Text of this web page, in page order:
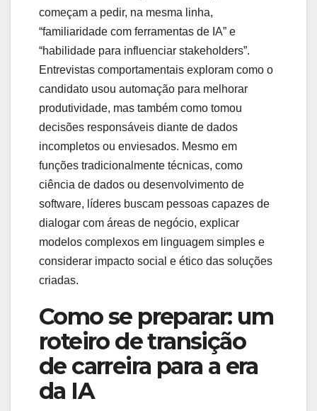
começam a pedir, na mesma linha,
“familiaridade com ferramentas de IA” e
“habilidade para influenciar stakeholders”.
Entrevistas comportamentais exploram como o
candidato usou automação para melhorar
produtividade, mas também como tomou
decisões responsáveis diante de dados
incompletos ou enviesados. Mesmo em
funções tradicionalmente técnicas, como
ciência de dados ou desenvolvimento de
software, líderes buscam pessoas capazes de
dialogar com áreas de negócio, explicar
modelos complexos em linguagem simples e
considerar impacto social e ético das soluções
criadas.
Como se preparar: um
roteiro de transição
de carreira para a era
da IA